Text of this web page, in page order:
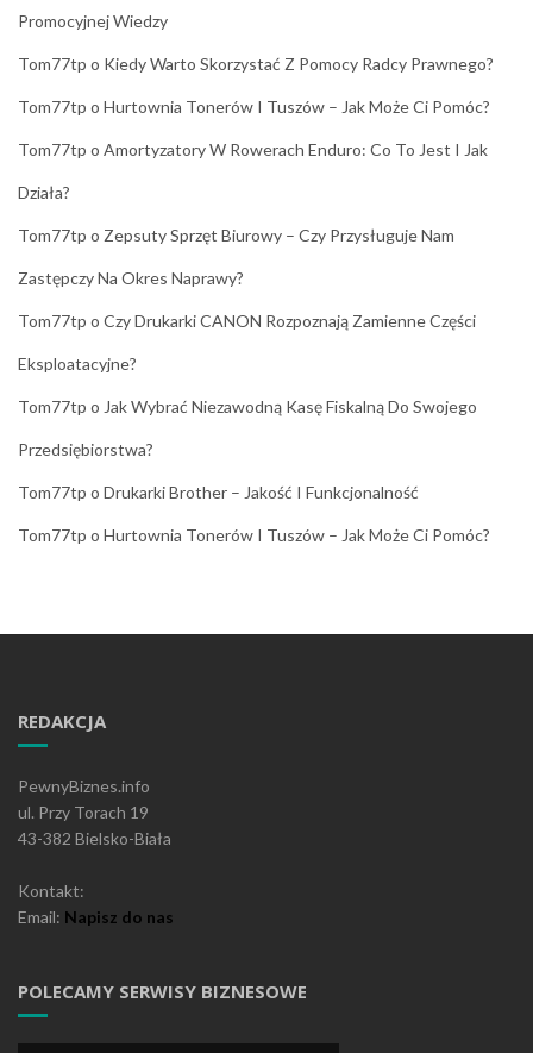
Promocyjnej Wiedzy
Tom77tp o Kiedy Warto Skorzystać Z Pomocy Radcy Prawnego?
Tom77tp o Hurtownia Tonerów I Tuszów – Jak Może Ci Pomóc?
Tom77tp o Amortyzatory W Rowerach Enduro: Co To Jest I Jak
Działa?
Tom77tp o Zepsuty Sprzęt Biurowy – Czy Przysługuje Nam
Zastępczy Na Okres Naprawy?
Tom77tp o Czy Drukarki CANON Rozpoznają Zamienne Części
Eksploatacyjne?
Tom77tp o Jak Wybrać Niezawodną Kasę Fiskalną Do Swojego
Przedsiębiorstwa?
Tom77tp o Drukarki Brother – Jakość I Funkcjonalność
Tom77tp o Hurtownia Tonerów I Tuszów – Jak Może Ci Pomóc?
REDAKCJA
PewnyBiznes.info
ul. Przy Torach 19
43-382 Bielsko-Biała
Kontakt:
Email: Napisz do nas
POLECAMY SERWISY BIZNESOWE